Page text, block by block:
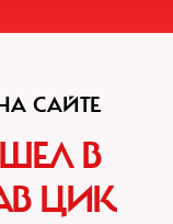
САЙТЕ
В
ЦИК